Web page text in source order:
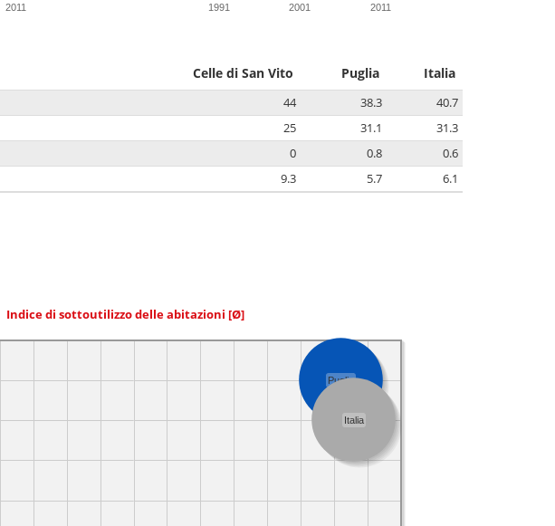
2011 1991 2001 2011
Celle di San Vito Puglia Italia
44 38.3
40.7
25 31.1
31.3
0 0.8
0.6
9.3 5.7 6.1
Indice di sottoutilizzo delle abitazioni [Ø]
Puglia
Italia